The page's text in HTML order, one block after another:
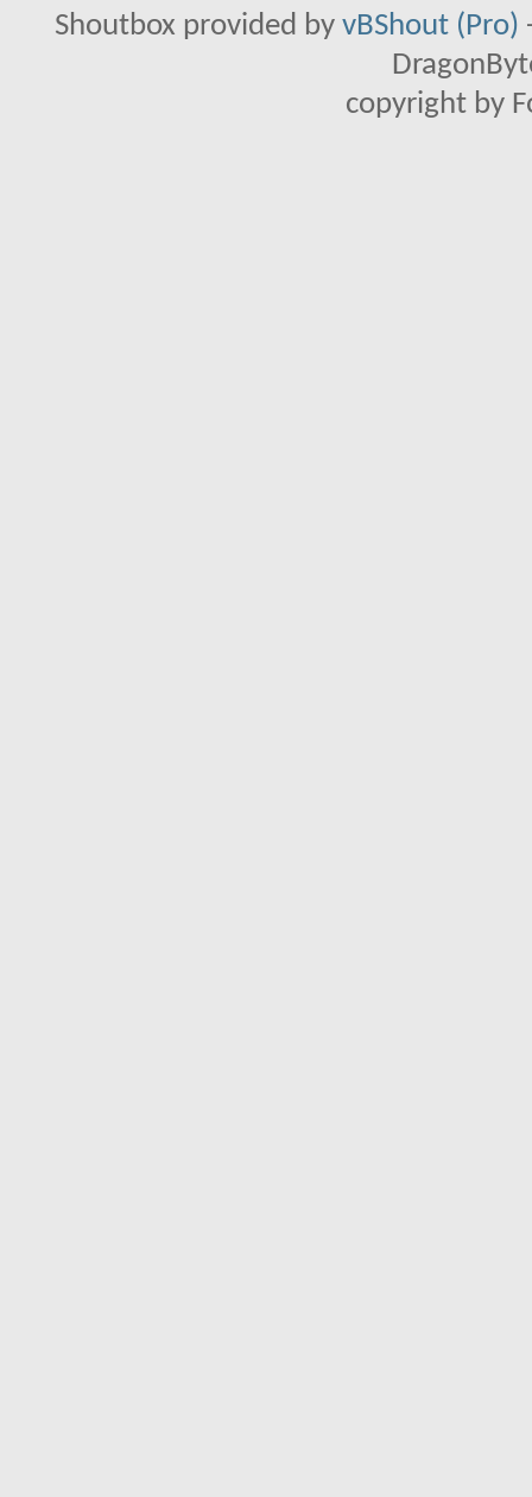
Shoutbox provided by vBShout (Pro)
copyright by